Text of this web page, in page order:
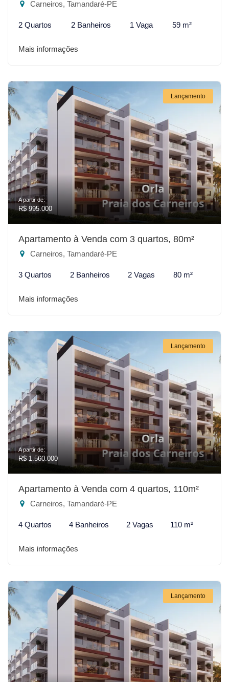
Carneiros, Tamandaré-PE
2 Quartos 2 Banheiros 1 Vaga 59 m²
Mais informações
Lançamento
A partir de:
R$ 995.000
Apartamento à Venda com 3 quartos, 80m²
Carneiros, Tamandaré-PE
3 Quartos 2 Banheiros 2 Vagas 80 m²
Mais informações
Lançamento
A partir de:
R$ 1.560.000
Apartamento à Venda com 4 quartos, 110m²
Carneiros, Tamandaré-PE
4 Quartos 4 Banheiros 2 Vagas 110 m²
Mais informações
Lançamento